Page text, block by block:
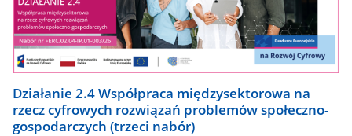
Działanie 2.4 Współpraca międzysektorowa na
rzecz cyfrowych rozwiązań problemów społeczno-
gospodarczych (trzeci nabór)